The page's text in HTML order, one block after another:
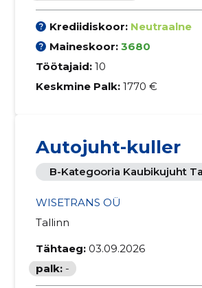
Krediidiskoor: Neutraalne
Maineskoor: 3680
Töötajaid: 10
Keskmine Palk: 1770 €
Autojuht-kuller
B-Kategooria Kaubikujuht
WISETRANS OÜ
Tallinn
Tähtaeg: 03.09.2026
palk: -